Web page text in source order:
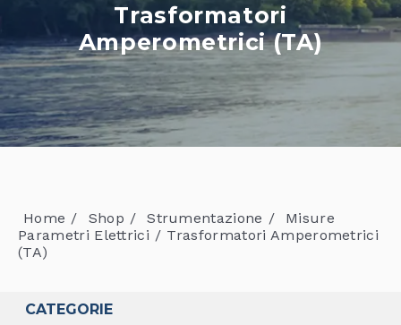
EUROTEC
BLOG
LAVORA CON NOI
Trasformatori
Amperometrici (TA)
Home Shop Strumentazione
Misure
Parametri Elettrici
Trasformatori Amperometrici
(TA)
CATEGORIE